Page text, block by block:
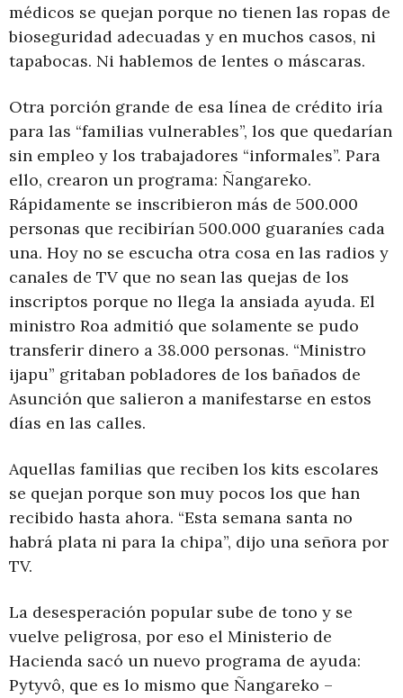
médicos se quejan porque no tienen las ropas de
bioseguridad adecuadas y en muchos casos, ni
tapabocas. Ni hablemos de lentes o máscaras.
Otra porción grande de esa línea de crédito iría
para las “familias vulnerables”, los que quedarían
sin empleo y los trabajadores “informales”. Para
ello, crearon un programa: Ñangareko.
Rápidamente se inscribieron más de 500.000
personas que recibirían 500.000 guaraníes cada
una. Hoy no se escucha otra cosa en las radios y
canales de TV que no sean las quejas de los
inscriptos porque no llega la ansiada ayuda. El
ministro Roa admitió que solamente se pudo
transferir dinero a 38.000 personas. “Ministro
ijapu” gritaban pobladores de los bañados de
Asunción que salieron a manifestarse en estos
días en las calles.
Aquellas familias que reciben los kits escolares
se quejan porque son muy pocos los que han
recibido hasta ahora. “Esta semana santa no
habrá plata ni para la chipa”, dijo una señora por
TV.
La desesperación popular sube de tono y se
vuelve peligrosa, por eso el Ministerio de
Hacienda sacó un nuevo programa de ayuda:
Pytyvô, que es lo mismo que Ñangareko –